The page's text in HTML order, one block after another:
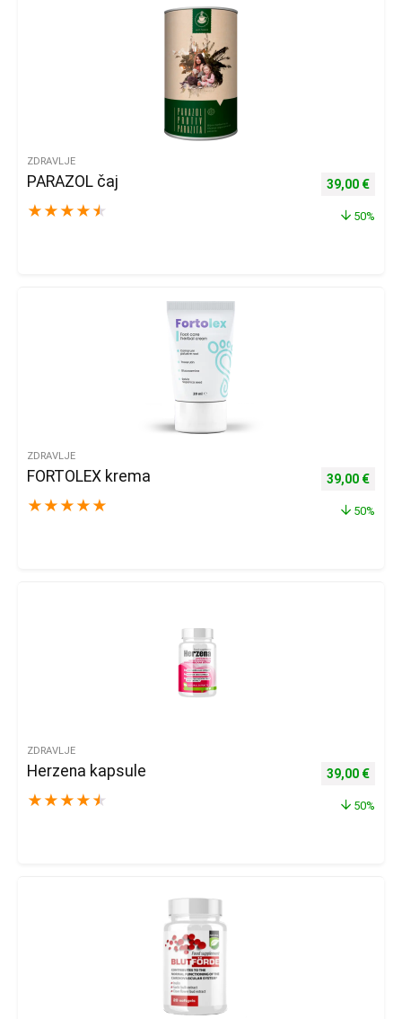
ZDRAVLJE
PARAZOL čaj
★ ★ ★ ★ ★
Izvorna
39,00 €
50%
ZDRAVLJE
FORTOLEX krema
★ ★ ★ ★ ★
Izvorna
39,00 €
50%
ZDRAVLJE
Herzena kapsule
★ ★ ★ ★ ★
Izvorna
39,00 €
50%